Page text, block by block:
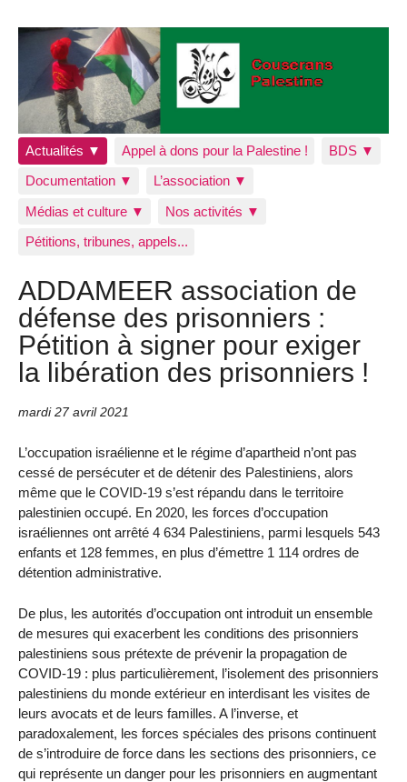
Actualités ▼ Appel à dons pour la Palestine !
BDS ▼
Documentation ▼
L’association ▼
Médias et culture ▼
Nos activités ▼
Pétitions, tribunes, appels...
ADDAMEER association de
défense des prisonniers :
Pétition à signer pour exiger
la libération des prisonniers !
mardi 27 avril 2021
L’occupation israélienne et le régime d’apartheid n’ont pas
cessé de persécuter et de détenir des Palestiniens, alors
même que le COVID-19 s’est répandu dans le territoire
palestinien occupé. En 2020, les forces d’occupation
israéliennes ont arrêté 4 634 Palestiniens, parmi lesquels 543
enfants et 128 femmes, en plus d’émettre 1 114 ordres de
détention administrative.
De plus, les autorités d’occupation ont introduit un ensemble
de mesures qui exacerbent les conditions des prisonniers
palestiniens sous prétexte de prévenir la propagation de
COVID-19 : plus particulièrement, l’isolement des prisonniers
palestiniens du monde extérieur en interdisant les visites de
leurs avocats et de leurs familles. A l’inverse, et
paradoxalement, les forces spéciales des prisons continuent
de s’introduire de force dans les sections des prisonniers, ce
qui représente un danger pour les prisonniers en augmentant